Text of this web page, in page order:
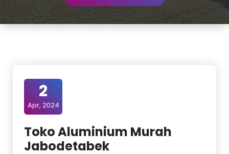
2
Apr, 2024
Toko Aluminium Murah
Jabodetabek